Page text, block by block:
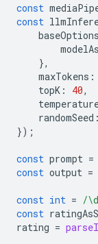
const
const
baseOptions
},
maxTokens :
topK : 40,
randomSeed :
});
const prompt =
const output =
const int = /
const
rating =